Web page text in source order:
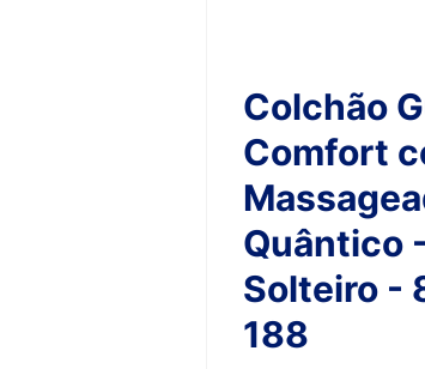
Colchão
Comfort
Quântico -
Solteiro -
188